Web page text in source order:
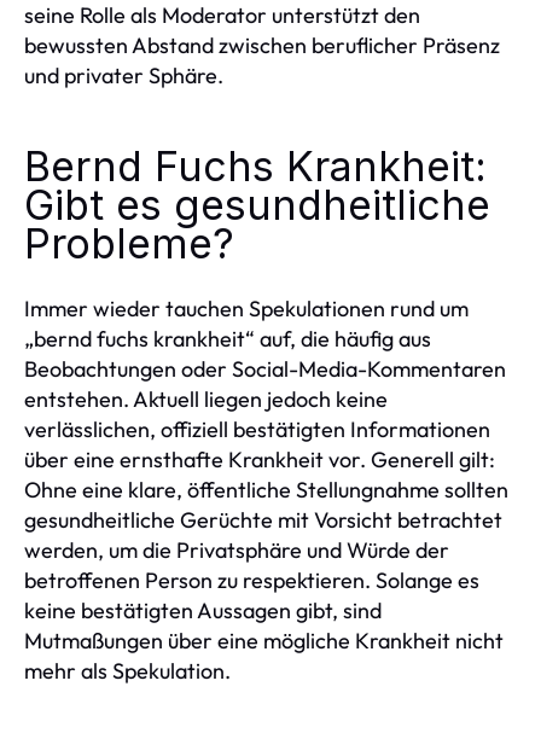
seine Rolle als Moderator unterstützt den
bewussten Abstand zwischen beruflicher Präsenz
und privater Sphäre.
Bernd Fuchs Krankheit:
Gibt es gesundheitliche
Probleme?
Immer wieder tauchen Spekulationen rund um
„bernd fuchs krankheit“ auf, die häufig aus
Beobachtungen oder Social-Media-Kommentaren
entstehen. Aktuell liegen jedoch keine
verlässlichen, offiziell bestätigten Informationen
über eine ernsthafte Krankheit vor. Generell gilt:
Ohne eine klare, öffentliche Stellungnahme sollten
gesundheitliche Gerüchte mit Vorsicht betrachtet
werden, um die Privatsphäre und Würde der
betroffenen Person zu respektieren. Solange es
keine bestätigten Aussagen gibt, sind
Mutmaßungen über eine mögliche Krankheit nicht
mehr als Spekulation.